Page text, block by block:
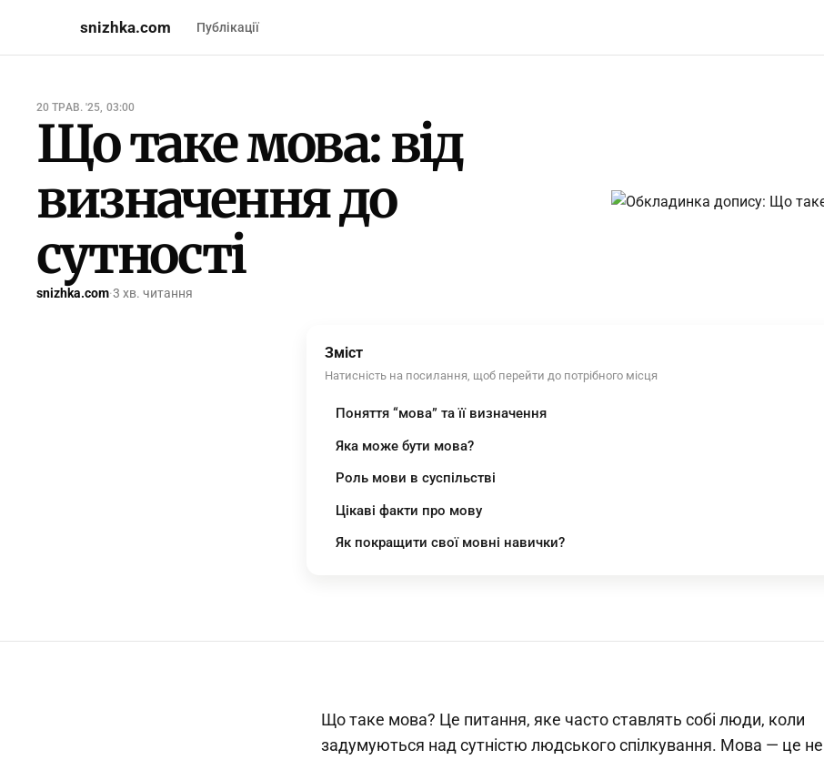
snizhka.com Публікації
20 ТРАВ. '25, 03:00
Що таке мова: від
визначення до
сутності
snizhka.com·3 хв. читання
Зміст
Натисність на посилання, щоб перейти до потрібного місця
Поняття “мова” та її визначення
Яка може бути мова?
Роль мови в суспільстві
Цікаві факти про мову
Як покращити свої мовні навички?
Що таке мова? Це питання, яке часто ставлять собі люди, коли
задумуються над сутністю людського спілкування. Мова — це